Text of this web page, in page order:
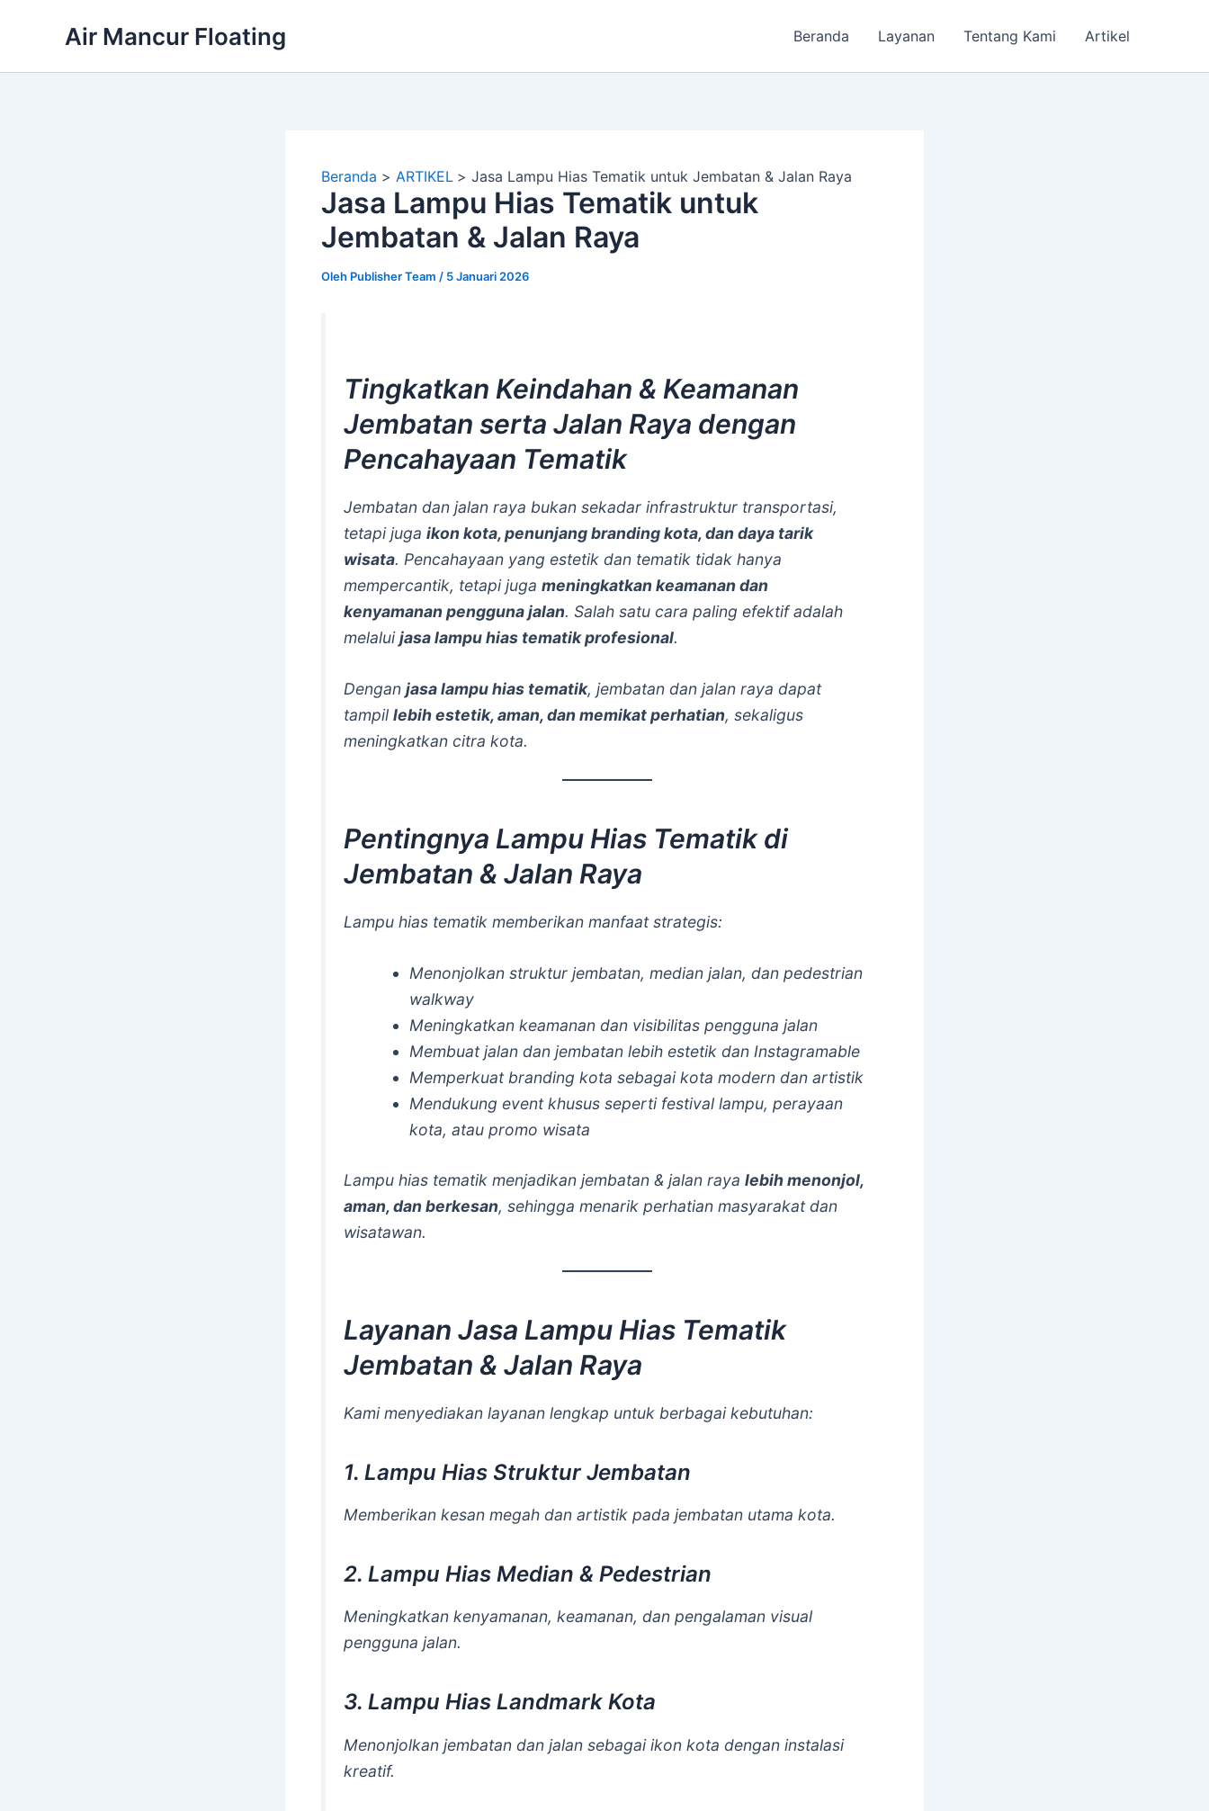
Air Mancur Floating Beranda Layanan Tentang Kami Artikel
Beranda ARTIKEL Jasa Lampu Hias Tematik untuk Jembatan & Jalan Raya
Jasa Lampu Hias Tematik untuk
Jembatan & Jalan Raya
Oleh Publisher Team / 5 Januari 2026
Tingkatkan Keindahan & Keamanan
Jembatan serta Jalan Raya dengan
Pencahayaan Tematik
Jembatan dan jalan raya bukan sekadar infrastruktur transportasi,
tetapi juga ikon kota, penunjang branding kota, dan daya tarik
wisata. Pencahayaan yang estetik dan tematik tidak hanya
mempercantik, tetapi juga meningkatkan keamanan dan
kenyamanan pengguna jalan. Salah satu cara paling efektif adalah
melaluijasa lampu hias tematik profesional.
Dengan jasa lampu hias tematik, jembatan dan jalan raya dapat
tampil lebih estetik, aman, dan memikat perhatian, sekaligus
meningkatkan citra kota.
Pentingnya Lampu Hias Tematik di
Jembatan & Jalan Raya
Lampu hias tematik memberikan manfaat strategis:
Menonjolkan struktur jembatan, median jalan, dan pedestrian
walkway
Meningkatkan keamanan dan visibilitas pengguna jalan
Membuat jalan dan jembatan lebih estetik dan Instagramable
Memperkuat branding kota sebagai kota modern dan artistik
Mendukung event khusus seperti festival lampu, perayaan
kota, atau promo wisata
Lampu hias tematik menjadikan jembatan & jalan raya lebih menonjol,
aman, dan berkesan, sehingga menarik perhatian masyarakat dan
wisatawan.
Layanan Jasa Lampu Hias Tematik
Jembatan & Jalan Raya
Kami menyediakan layanan lengkap untuk berbagai kebutuhan:
1. Lampu Hias Struktur Jembatan
Memberikan kesan megah dan artistik pada jembatan utama kota.
2. Lampu Hias Median & Pedestrian
Meningkatkan kenyamanan, keamanan, dan pengalaman visual
pengguna jalan.
3. Lampu Hias Landmark Kota
Menonjolkan jembatan dan jalan sebagai ikon kota dengan instalasi
kreatif.